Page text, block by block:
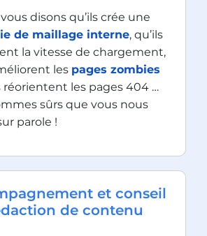
disons qu’ils crée une
de maillage interne, qu’ils
la vitesse de chargement,
les pages zombies
réorientent les pages 404 …
sûrs que vous nous
parole !
et conseil
de contenu